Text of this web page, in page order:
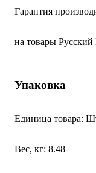
Гарантия
на товары Русский
Упаковка
Единица товара:
Вес, кг: 8.48